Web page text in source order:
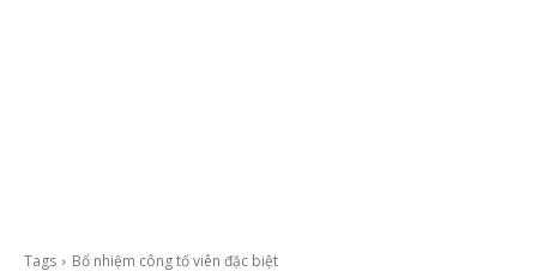
Tags Bổ nhiệm công tố viên đặc biệt